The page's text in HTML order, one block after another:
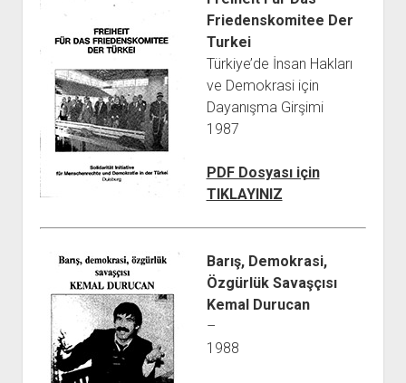
Friedenskomitee Der
Turkei
Türkiye’de İnsan Hakları
ve Demokrasi için
Dayanışma Girşimi
1987
PDF Dosyası için
TIKLAYINIZ
Barış, Demokrasi,
Özgürlük Savaşçısı
Kemal Durucan
–
1988